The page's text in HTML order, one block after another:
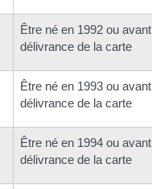
Être né en 1992 ou avant
délivrance de la carte
Être né en 1993 ou avant
délivrance de la carte
Être né en 1994 ou avant
délivrance de la carte